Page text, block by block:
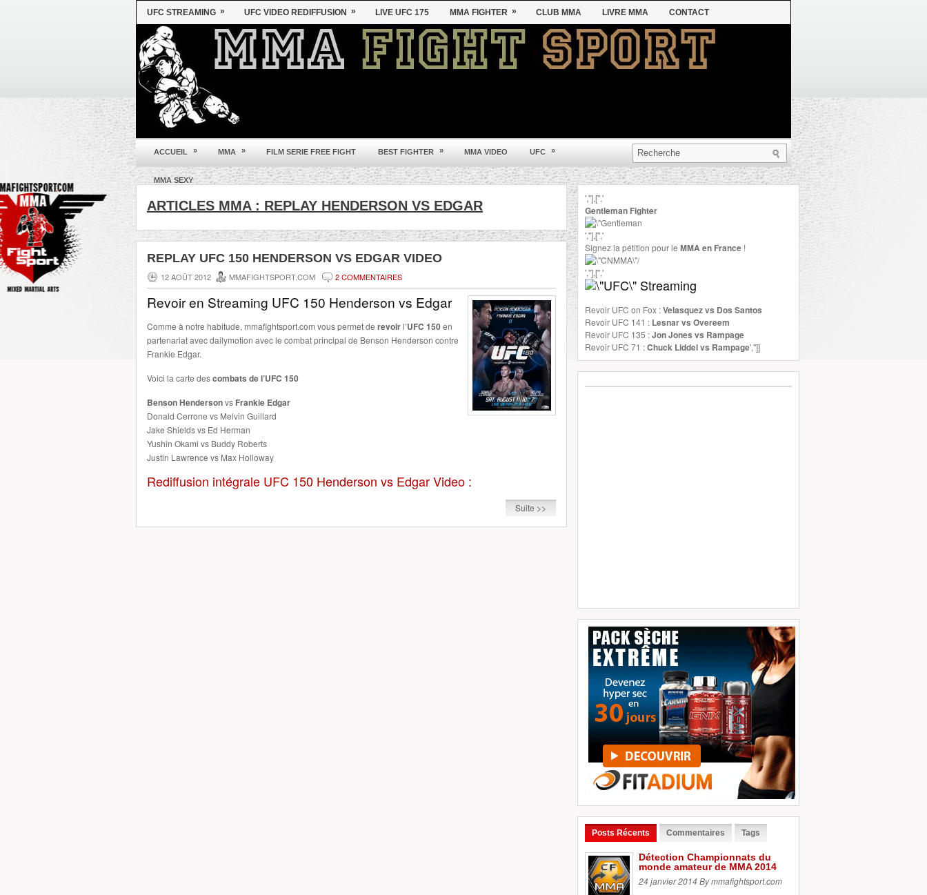
UFC STREAMING » UFC VIDEO REDIFFUSION » LIVE UFC 175 MMA FIGHTER » CLUB MMA LIVRE MMA CONTACT
ACCUEIL » MMA » FILM SERIE FREE FIGHT BEST FIGHTER » MMA VIDEO UFC »
MMA SEXY
Pariez en ligne sur la Coupe du monde 2014au Brésil !
ARTICLES MMA : REPLAY HENDERSON VS EDGAR
REPLAY UFC 150 HENDERSON VS EDGAR VIDEO
12 AOÛT 2012 MMAFIGHTSPORT.COM 2 COMMENTAIRES
Revoir en Streaming UFC 150 Henderson vs Edgar
Comme à notre habitude, mmafightsport.com vous permet de revoirl’UFC 150en
partenariat avec dailymotion avec le combat principal de Benson Henderson contre
Frankie Edgar.
Voici la carte descombats de l’UFC 150
Benson Hendersonvs Frankie Edgar
Donald Cerrone vs Melvin Guillard
Jake Shields vs Ed Herman
Yushin Okami vs Buddy Roberts
Justin Lawrence vs Max Holloway
Rediffusion intégrale UFC 150 Henderson vs Edgar Video :
Suite >>
',''],['','
Gentleman Fighter
',''],['','
Signez la pétition pour le MMA en France !
',''],['','
Streaming
Revoir UFC on Fox :Velasquez vs Dos Santos
Revoir UFC 141 : Lesnar vs Overeem
Revoir UFC 135 :Jon Jones vs Rampage
Revoir UFC 71 :Chuck Liddel vs Rampage','']]
Posts Récents Commentaires Tags
Détection Championnats du
monde amateur de MMA 2014
24 janvier 2014 By mmafightsport.com